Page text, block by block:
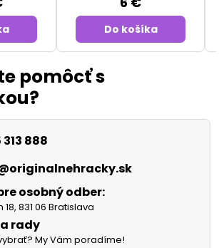
Do košíka
pomôcť s
313 888
osobný odber:
831 06 Bratislava
rady
My Vám poradíme!